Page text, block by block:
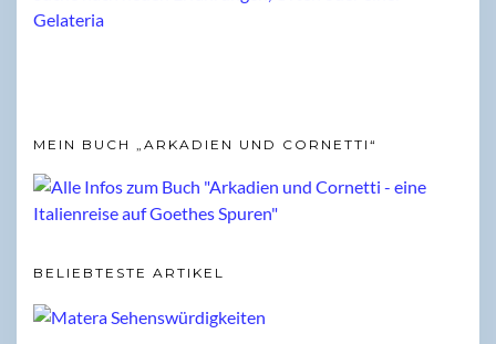
MEIN BUCH „ARKADIEN UND CORNETTI“
BELIEBTESTE ARTIKEL